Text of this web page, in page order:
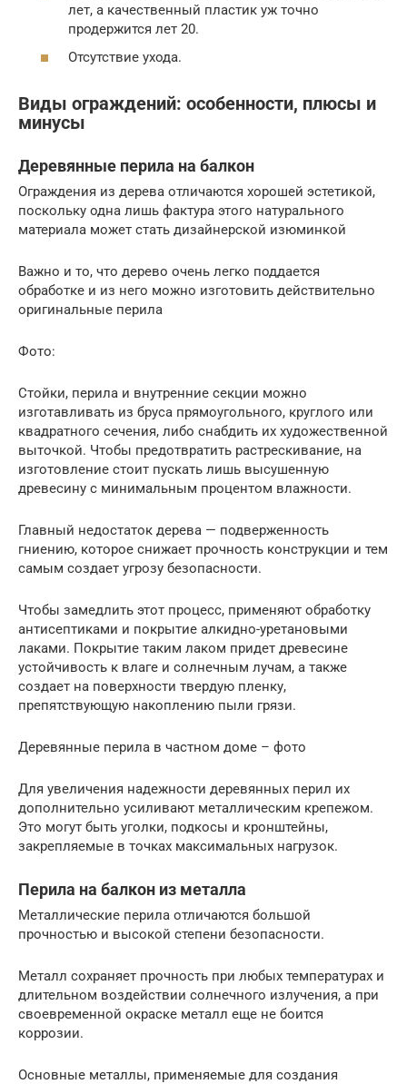
лет, а качественный пластик уж точно
продержится лет 20.
Отсутствие ухода.
Виды ограждений: особенности, плюсы и
минусы
Деревянные перила на балкон
Ограждения из дерева отличаются хорошей эстетикой,
поскольку одна лишь фактура этого натурального
материала может стать дизайнерской изюминкой
Важно и то, что дерево очень легко поддается
обработке и из него можно изготовить действительно
оригинальные перила
Фото:
Стойки, перила и внутренние секции можно
изготавливать из бруса прямоугольного, круглого или
квадратного сечения, либо снабдить их художественной
выточкой. Чтобы предотвратить растрескивание, на
изготовление стоит пускать лишь высушенную
древесину с минимальным процентом влажности.
Главный недостаток дерева — подверженность
гниению, которое снижает прочность конструкции и тем
самым создает угрозу безопасности.
Чтобы замедлить этот процесс, применяют обработку
антисептиками и покрытие алкидно-уретановыми
лаками. Покрытие таким лаком придет древесине
устойчивость к влаге и солнечным лучам, а также
создает на поверхности твердую пленку,
препятствующую накоплению пыли грязи.
Деревянные перила в частном доме – фото
Для увеличения надежности деревянных перил их
дополнительно усиливают металлическим крепежом.
Это могут быть уголки, подкосы и кронштейны,
закрепляемые в точках максимальных нагрузок.
Перила на балкон из металла
Металлические перила отличаются большой
прочностью и высокой степени безопасности.
Металл сохраняет прочность при любых температурах и
длительном воздействии солнечного излучения, а при
своевременной окраске металл еще не боится
коррозии.
Основные металлы, применяемые для создания